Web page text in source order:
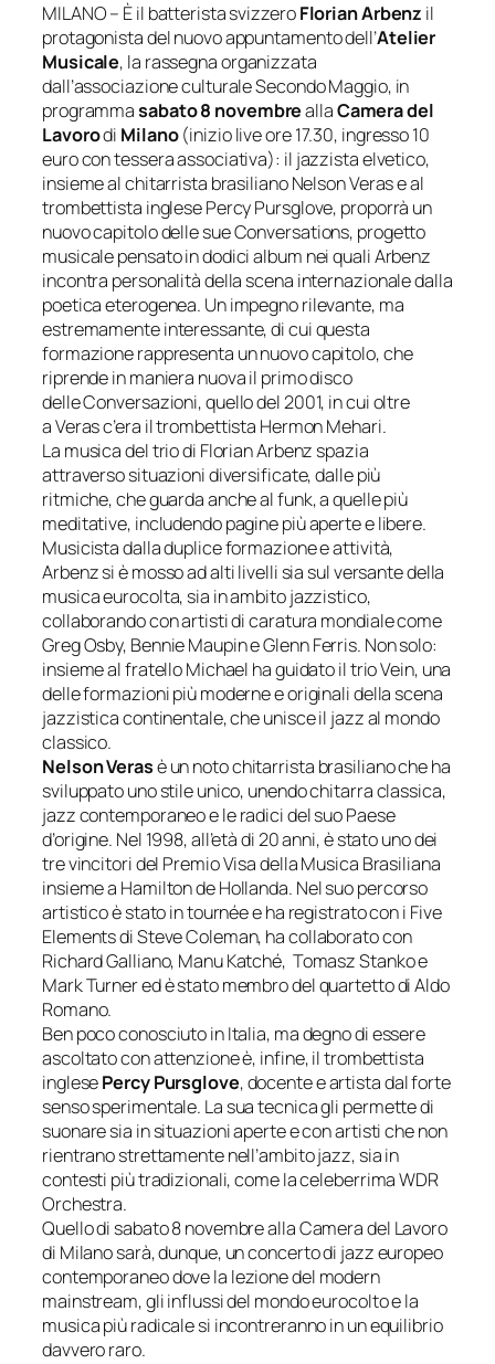
MILANO – È il batterista svizzeroFlorian Arbenz il
protagonista del nuovo appuntamento dell’Atelier
Musicale, la rassegna organizzata
dall’associazione culturale Secondo Maggio, in
programmasabato 8 novembreallaCamera del
Lavorodi Milano (inizio liveore 17.30, ingresso 10
euro con tessera associativa): il jazzista elvetico,
insieme al chitarrista brasiliano Nelson Veras e al
trombettista inglese Percy Pursglove, proporrà un
nuovo capitolo delle sueConversations, progetto
musicale pensato in dodici album nei quali Arbenz
incontra personalità della scena internazionale dalla
poetica eterogenea. Un impegno rilevante, ma
estremamente interessante, di cui questa
formazione rappresenta un nuovo capitolo, che
riprende in maniera nuova il primo disco
delleConversazioni, quello del 2001, in cui oltre
a Veras c’era il trombettista Hermon Mehari.
La musica del trio di Florian Arbenz spazia
attraverso situazioni diversificate, dalle più
ritmiche, che guarda anche al funk, a quelle più
meditative, includendo pagine più aperte e libere.
Musicista dalla duplice formazione e attività,
Arbenz si è mosso ad alti livelli sia sul versante della
musica eurocolta, sia in ambito jazzistico,
collaborando con artisti di caratura mondiale come
Greg Osby, Bennie Maupin e Glenn Ferris. Non solo:
insieme al fratello Michael ha guidato il trio Vein, una
delle formazioni più moderne e originali della scena
jazzistica continentale, che unisce il jazz al mondo
classico.
Nelson Verasè un noto chitarrista brasiliano che ha
sviluppato uno stile unico, unendo chitarra classica,
jazz contemporaneo e le radici del suo Paese
d’origine. Nel 1998, all’età di 20 anni, è stato uno dei
tre vincitori del Premio Visa della Musica Brasiliana
insieme a Hamilton de Hollanda. Nel suo percorso
artistico è stato in tournée e ha registrato con i Five
Elements di Steve Coleman, ha collaborato con
Richard Galliano, Manu Katché, Tomasz Stanko e
Mark Turner ed è stato membro del quartetto di Aldo
Romano.
Ben poco conosciuto in Italia, ma degno di essere
ascoltato con attenzione è, infine, il trombettista
inglesePercy Pursglove, docente e artista dal forte
senso sperimentale. La sua tecnica gli permette di
suonare sia in situazioni aperte e con artisti che non
rientrano strettamente nell’ambito jazz, sia in
contesti più tradizionali, come la celeberrima WDR
Orchestra.
Quello di sabato 8 novembre alla Camera del Lavoro
di Milano sarà, dunque, un concerto di jazz europeo
contemporaneo dove la lezione del modern
mainstream, gli influssi del mondo eurocolto e la
musica più radicale si incontreranno in un equilibrio
davvero raro.